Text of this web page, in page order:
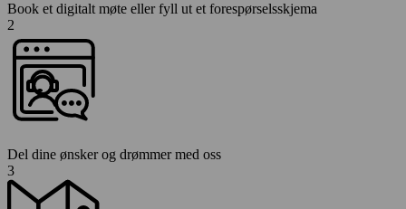
Book et digitalt møte eller fyll ut et forespørselsskjema
2
Del dine ønsker og drømmer med oss
3